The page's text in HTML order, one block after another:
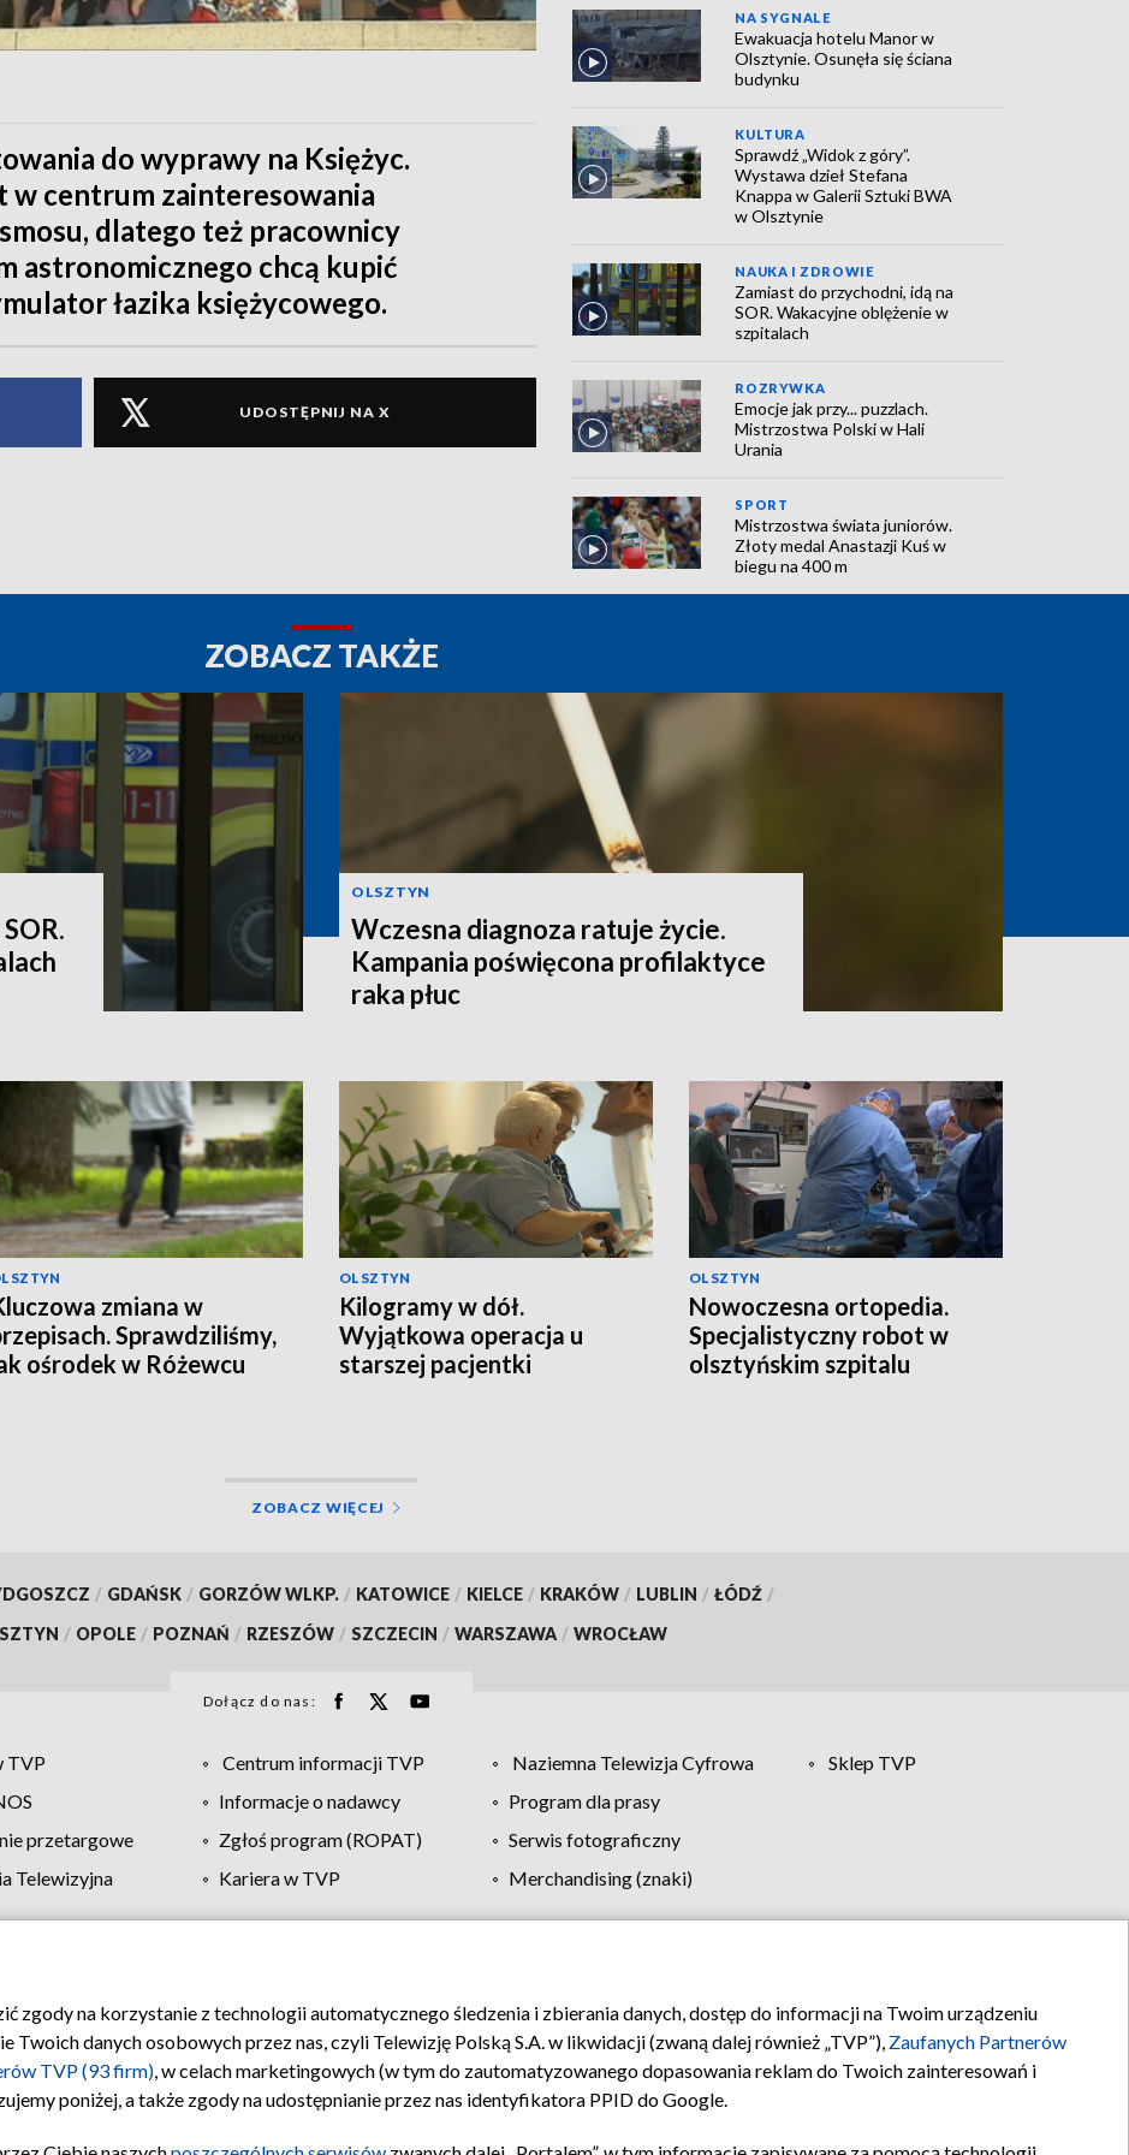
do wyprawy na Księżyc.
centrum zainteresowania
dlatego też pracownicy
astronomicznego chcą kupić
łazika księżycowego.
UDOSTĘPNIJ NA X
NA SYGNALE
Ewakuacja hotelu Manor w
Olsztynie. Osunęła się ściana
budynku
KULTURA
Sprawdź „Widok z góry”.
Wystawa dzieł Stefana
Knappa w Galerii Sztuki BWA
w Olsztynie
NAUKA I ZDROWIE
Zamiast do przychodni, idą na
SOR. Wakacyjne oblężenie w
szpitalach
ROZRYWKA
Emocje jak przy... puzzlach.
Mistrzostwa Polski w Hali
Urania
SPORT
Mistrzostwa świata juniorów.
Złoty medal Anastazji Kuś w
biegu na 400 m
ZOBACZ TAKŻE
OLSZTYN
Wczesna diagnoza ratuje życie.
Kampania poświęcona profilaktyce
raka płuc
zmiana w
Sprawdziliśmy,
ośrodek w Różewcu
OLSZTYN
Kilogramy w dół.
Wyjątkowa operacja u
starszej pacjentki
OLSZTYN
Nowoczesna ortopedia.
Specjalistyczny robot w
olsztyńskim szpitalu
ZOBACZ WIĘCEJ
/ GDAŃSK / GORZÓW WLKP. / KATOWICE / KIELCE / KRAKÓW / LUBLIN / ŁÓDŹ /
/ OPOLE / POZNAŃ / RZESZÓW / SZCZECIN / WARSZAWA / WROCŁAW
Dołącz do nas:
TVP Centrum informacji TVP Naziemna Telewizja Cyfrowa
Sklep TVP
Informacje o nadawcy
Program dla prasy
przetargowe Zgłoś program (ROPAT)
Serwis fotograficzny
Telewizyjna Kariera w TVP
Merchandising (znaki)
Polityka prywatności Moje zgody Pomoc Biuro reklamy Kontakt
zgody na korzystanie z technologii automatycznego śledzenia i zbierania danych, dostęp do informacji na Twoim urządzeniu
danych osobowych przez nas, czyli Telewizję Polską S.A. w likwidacji (zwaną dalej również „TVP”), Zaufanych Partnerów
TVP (93 firm), w celach marketingowych (w tym do zautomatyzowanego dopasowania reklam do Twoich zainteresowań i
poniżej, a także zgody na udostępnianie przez nas identyfikatora PPID do Google.